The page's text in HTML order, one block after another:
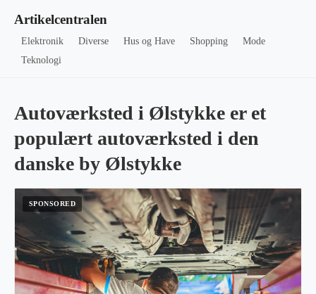
Artikelcentralen
Elektronik Diverse Hus og Have Shopping
Mode
Teknologi
Autoværksted i Ølstykke er et
populært autoværksted i den
danske by Ølstykke